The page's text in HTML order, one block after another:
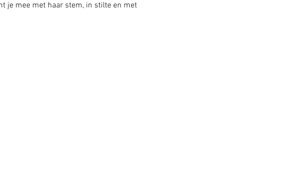
je mee met haar stem, in stilte en met